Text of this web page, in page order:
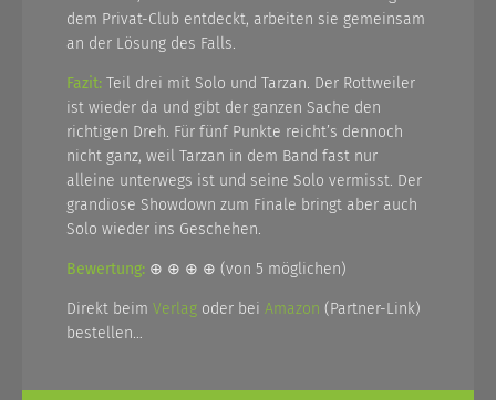
dem Privat-Club entdeckt, arbeiten sie gemeinsam
an der Lösung des Falls.
Fazit: Teil drei mit Solo und Tarzan. Der Rottweiler
ist wieder da und gibt der ganzen Sache den
richtigen Dreh. Für fünf Punkte reicht’s dennoch
nicht ganz, weil Tarzan in dem Band fast nur
alleine unterwegs ist und seine Solo vermisst. Der
grandiose Showdown zum Finale bringt aber auch
Solo wieder ins Geschehen.
Bewertung: ⊕ ⊕ ⊕ ⊕ (von 5 möglichen)
Direkt beim Verlag oder bei Amazon (Partner-Link)
bestellen…